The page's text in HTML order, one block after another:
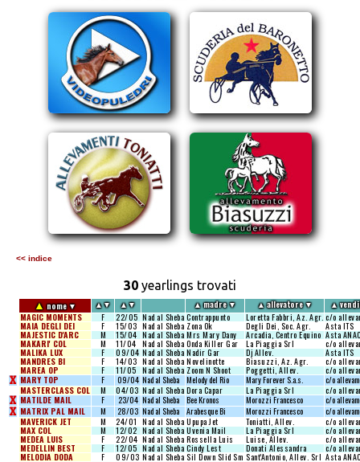
<< indice
30 yearlings trovati
▲nome▼ ▲▼ ▲▼ ▲madre▼ ▲allevatore▼ ▲
MAGIC MOMENTS F 22/05 Nad al Sheba Contrappunto Loretta Fabbri, Az. Agr. c/o
MAIA DEGLI DEI F 15/03 Nad al Sheba Zona Ok Degli Dei, Soc. Agr. Asta ITS
MAJESTIC D'ARC M 15/04 Nad al Sheba Mrs Mary Dany Arcadia, Centro Equino Asta
MAKARI' COL M 11/04 Nad al Sheba Onda Killer Gar La Piaggia Srl c/o
MALIKA LUX F 09/04 Nad al Sheba Nadir Gar Dj Allev. Asta ITS
MANDRES BI F 14/03 Nad al Sheba Novelinotte Biasuzzi, Az. Agr. c/o
MAREA OP F 11/05 Nad al Sheba Zoom N Shoot Poggetti, Allev. c/o
X MARY TOP F 09/04 Nad al Sheba Melody del Rio Mary Forever S.a.s.
c/o
MASTERCLASS COL
M 04/03 Nad al Sheba Dora Capar La Piaggia Srl c/o
X MATILDE MAIL F 23/04 Nad al Sheba Bee Kronos Morozzi Francesco c/o
X MATRIX PAL MAIL M 28/03 Nad al Sheba Arabesque Bi Morozzi Francesco
c/o
MAVERICK JET
M 24/01 Nad al Sheba Upupa Jet Toniatti, Allev. c/o
MAX COL M 12/02 Nad al Sheba Uvenia Mail La Piaggia Srl c/o
MEDEA LUIS F 22/04 Nad al Sheba Rossella Luis Luise, Allev. c/o
MEDELLIN BEST F 12/05 Nad al Sheba Cindy Lest Donati Alessandra c/o
MELODIA DODA F 09/03 Nad al Sheba Sil Down Slid Sm Sant'Antonio, Allev. Srl Asta